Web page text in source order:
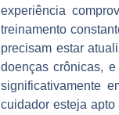
experiência
treinamento
precisam estar
doenças crônicas,
significativamente
cuidador esteja